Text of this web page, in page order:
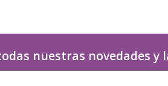
nuestras novedades y